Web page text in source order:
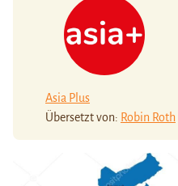
Asia Plus
Übersetzt von: Robin Roth